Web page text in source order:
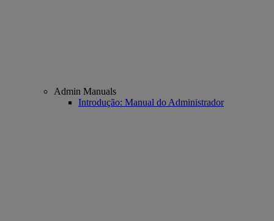
Admin Manuals
Introdução: Manual do Administrador